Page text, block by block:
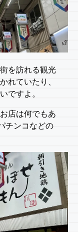
を訪れる観光
れていたり、
ですよ。
店は何でもあ
チンコなどの